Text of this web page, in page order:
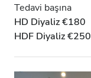
Tedavi başına
HD Diyaliz €180
HDF Diyaliz €250